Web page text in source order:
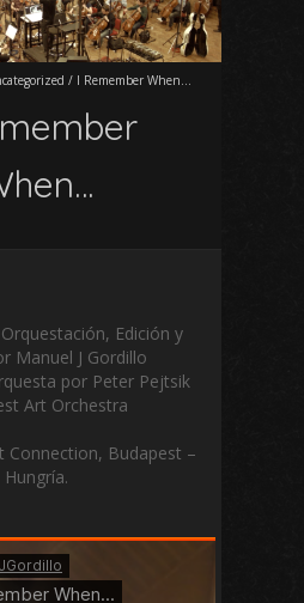
/ I Remember When…
Edición y
Manuel J Gordillo
por Peter Pejtsik
Art Orchestra
Connection, Budapest –
Hungría.